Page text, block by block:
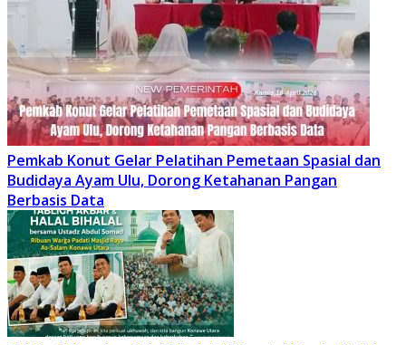
Pemkab Konut Gelar Pelatihan Pemetaan Spasial dan
Budidaya Ayam Ulu, Dorong Ketahanan Pangan
Berbasis Data